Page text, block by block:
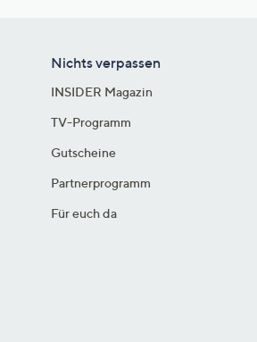
Nichts verpassen
INSIDER Magazin
TV-Programm
Gutscheine
Partnerprogramm
Für euch da